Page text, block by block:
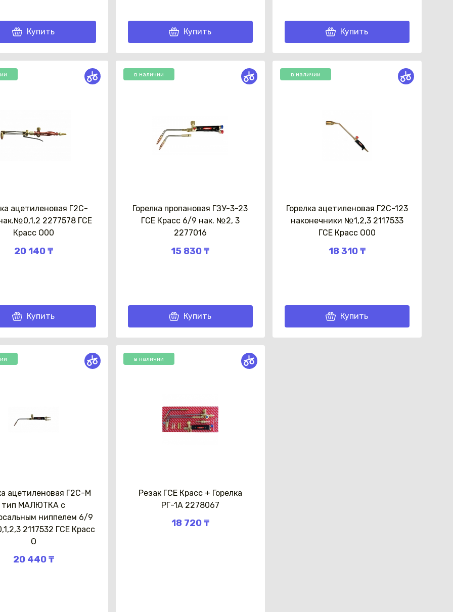
Купить Купить Купить
ацетиленовая Г2С-
2277578 ГСЕ
Красс О00
20 140 ₸
Купить
в наличии
Горелка пропановая ГЗУ-3-23
ГСЕ Красс 6/9 нак. №2, 3
2277016
15 830 ₸
Купить
в наличии
Горелка ацетиленовая Г2С-123
наконечники №1,2,3 2117533
ГСЕ Красс О00
18 310 ₸
Купить
ацетиленовая Г2С-М
тип МАЛЮТКА с
ниппелем 6/9
2117532 ГСЕ Красс
О
20 440 ₸
в наличии
Резак ГСЕ Красс + Горелка
РГ-1A 2278067
18 720 ₸